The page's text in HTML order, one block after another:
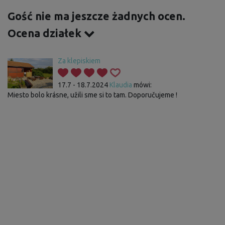
Gość nie ma jeszcze żadnych ocen.
Ocena działek
Za klepiskiem
17.7 - 18.7.2024 Klaudia mówi:
Miesto bolo krásne, užili sme si to tam. Doporučujeme !